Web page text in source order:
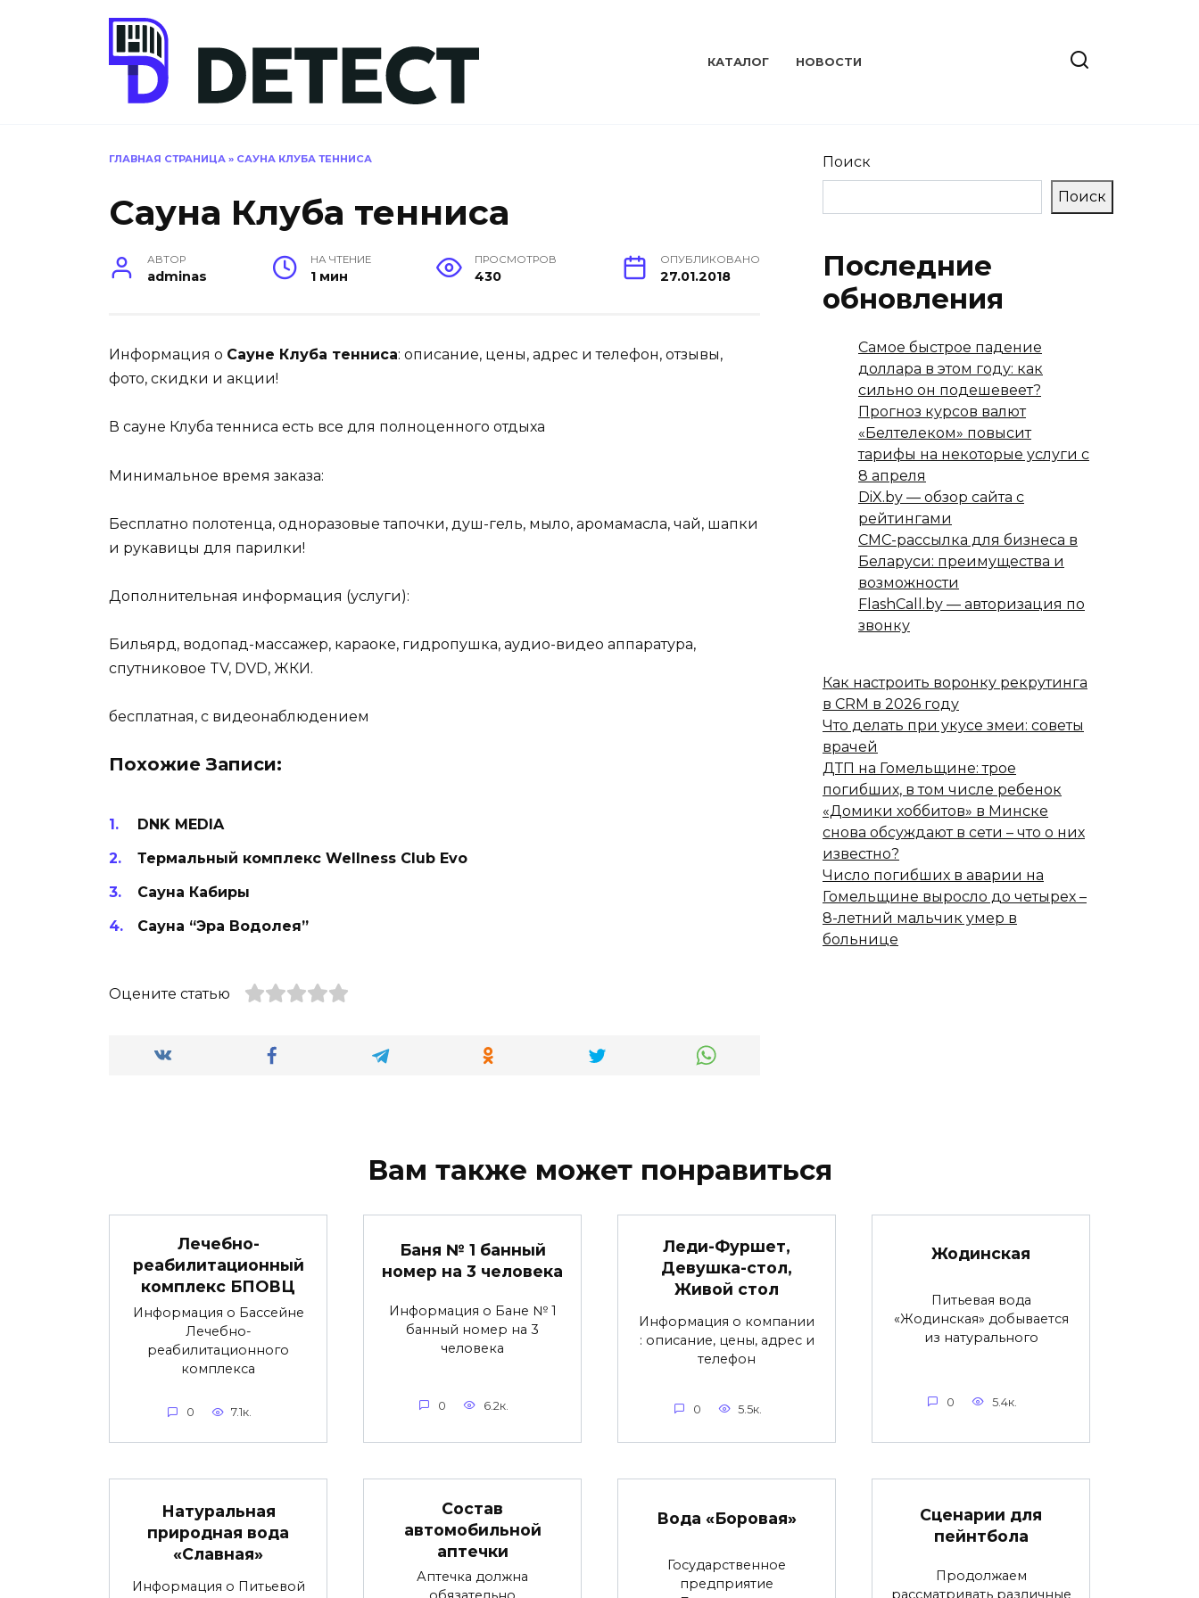
КАТАЛОГ НОВОСТИ
ГЛАВНАЯ СТРАНИЦА » САУНА КЛУБА ТЕННИСА
Сауна Клуба тенниса
АВТОР
adminas
НА ЧТЕНИЕ
1 мин
ПРОСМОТРОВ
430
ОПУБЛИКОВАНО
27.01.2018
Информация о Сауне Клуба тенниса: описание, цены, адрес и телефон, отзывы,
фото, скидки и акции!
В сауне Клуба тенниса есть все для полноценного отдыха
Минимальное время заказа:
Бесплатно полотенца, одноразовые тапочки, душ-гель, мыло, аромамасла, чай, шапки
и рукавицы для парилки!
Дополнительная информация (услуги):
Бильярд, водопад-массажер, караоке, гидропушка, аудио-видео аппаратура,
спутниковое TV, DVD, ЖКИ.
бесплатная, с видеонаблюдением
Похожие Записи:
DNK MEDIA
Термальный комплекс Wellness Club Evo
Сауна Кабиры
Сауна “Эра Водолея”
Оцените статью
Поиск
Поиск
Последние
обновления
Самое быстрое падение
доллара в этом году: как
сильно он подешевеет?
Прогноз курсов валют
«Белтелеком» повысит
тарифы на некоторые услуги с
8 апреля
DiX.by — обзор сайта с
рейтингами
СМС-рассылка для бизнеса в
Беларуси: преимущества и
возможности
FlashCall.by — авторизация по
звонку
Как настроить воронку рекрутинга
в CRM в 2026 году
Что делать при укусе змеи: советы
врачей
ДТП на Гомельщине: трое
погибших, в том числе ребенок
«Домики хоббитов» в Минске
снова обсуждают в сети – что о них
известно?
Число погибших в аварии на
Гомельщине выросло до четырех –
8-летний мальчик умер в
больнице
Вам также может понравиться
Лечебно-
реабилитационный
комплекс БПОВЦ
Информация о Бассейне
Лечебно-
реабилитационного
комплекса
0 7.1к.
Баня № 1 банный
номер на 3 человека
Информация о Бане № 1
банный номер на 3
человека
0 6.2к.
Леди-Фуршет,
Девушка-стол,
Живой стол
Информация о компании
: описание, цены, адрес и
телефон
0 5.5к.
Жодинская
Питьевая вода
«Жодинская» добывается
из натурального
0 5.4к.
Натуральная
природная вода
«Славная»
Информация о Питьевой
Состав
автомобильной
аптечки
Аптечка должна
Вода «Боровая»
Государственное
предприятие
Сценарии для
пейнтбола
Продолжаем
рассматривать различные